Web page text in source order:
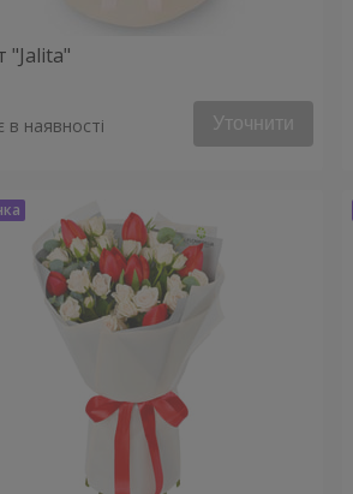
"Jalita"
в наявності Уточнити